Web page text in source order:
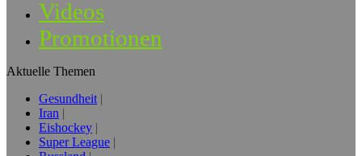
Videos
Promotionen
Aktuelle Themen
Gesundheit
Iran
Eishockey
Super League